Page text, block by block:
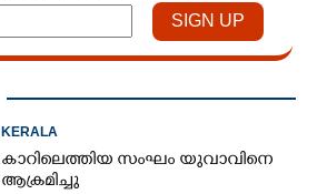
KERALA
കാറിലെത്തിയ സംഘം യുവാവിനെ
ആക്രമിച്ചു